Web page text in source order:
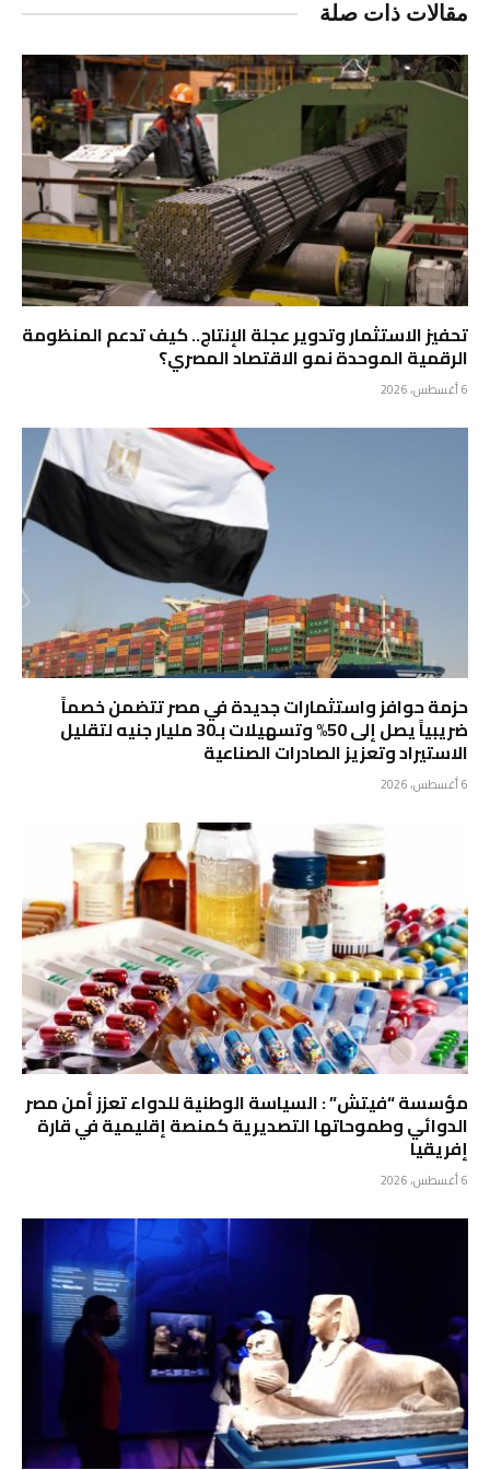
مقالات ذات صلة
تحفيز الاستثمار وتدوير عجلة الإنتاج.. كيف تدعم المنظومة
الرقمية الموحدة نمو الاقتصاد المصري؟
6 أغسطس، 2026
حزمة حوافز واستثمارات جديدة في مصر تتضمن خصماً
ضريبياً يصل إلى 50% وتسهيلات بـ30 مليار جنيه لتقليل
الاستيراد وتعزيز الصادرات الصناعية
6 أغسطس، 2026
مؤسسة “فيتش” : السياسة الوطنية للدواء تعزز أمن مصر
الدوائي وطموحاتها التصديرية كمنصة إقليمية في قارة
إفريقيا
6 أغسطس، 2026